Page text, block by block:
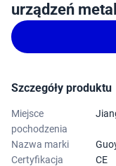
urządzeń
Szczegóły produktu
Miejsce
pochodzenia
Nazwa marki
Certyfikacja
CE